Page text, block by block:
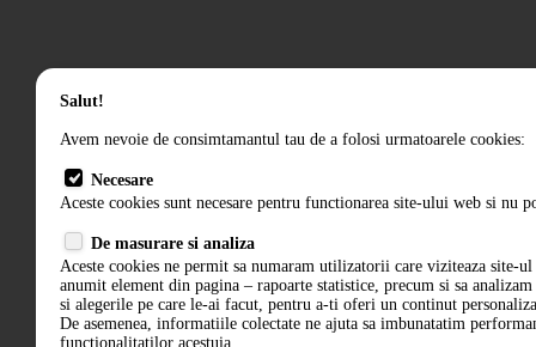
Salut!
Avem nevoie de consimtamantul tau de a folosi urmatoarele cookies:
Necesare
Aceste cookies sunt necesare pentru functionarea site-ului web si nu
De masurare si analiza
Aceste cookies ne permit sa numaram utilizatorii care viziteaza site-ul
anumit element din pagina – rapoarte statistice, precum si sa
si alegerile pe care le-ai facut, pentru a-ti oferi un continut
De asemenea, informatiile colectate ne ajuta sa imbunatatim
functionalitatilor acestuia.